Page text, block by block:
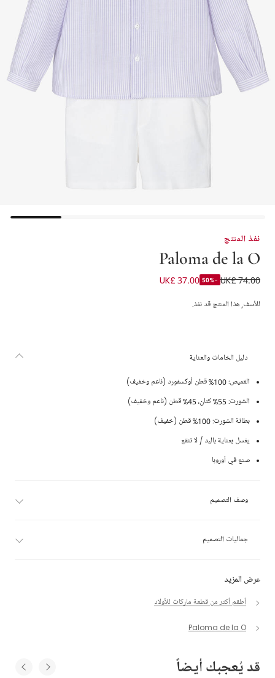
نفذ المنتج
Paloma de la O
طقم شورت قطن مقلم لون أبيض وبنفسجي للأولاد
UK£ 74.00
-50%
UK£ 37.00
للأسف, هذا المنتج قد نفذ.
عرض المزيد
أطقم أكثر من قطعة ماركات للأولاد
Paloma de la O
دليل الخامات والعناية
القميص: 100% قطن أوكسفورد (ناعم وخفيف)
الشورت: 55% كتان، 45% قطن (ناعم وخفيف)
بطانة الشورت: 100% قطن (خفيف)
يغسل بعناية باليد / لا تنقع
صنع في أوروبا
وصف التصميم
جماليات التصميم
قد يُعجبك أيضاً